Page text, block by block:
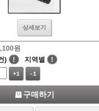
상세보기
원
) ! 지역별
!
+1 -1
구매하기